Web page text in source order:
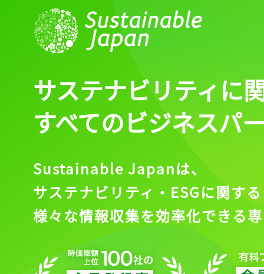
サステナビリティに
すべてのビジネスパ
Sustainable Japanは、
サステナビリティ・ESGに関する
様々な情報収集を効率化できる